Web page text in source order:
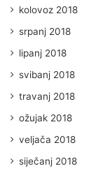
kolovoz 2018
srpanj 2018
lipanj 2018
svibanj 2018
travanj 2018
ožujak 2018
veljača 2018
siječanj 2018